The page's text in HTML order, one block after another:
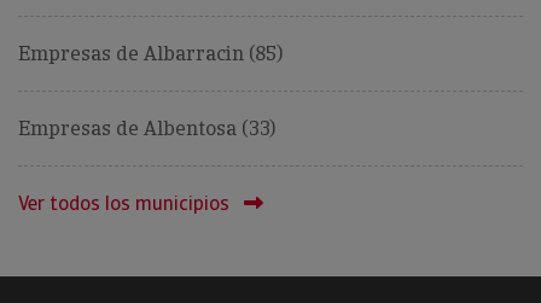
Empresas de Albarracin (85)
Empresas de Albentosa (33)
Ver todos los municipios